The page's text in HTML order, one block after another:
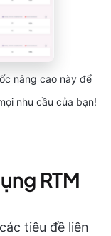
nâng cao này để
nhu cầu của bạn!
RTM
tiêu đề liên